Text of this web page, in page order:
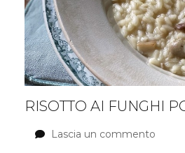
RISOTTO AI FUNGHI
Lascia un commento